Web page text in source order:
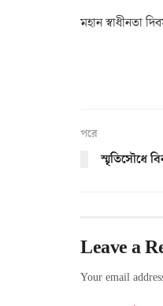
মহান স্বাধীনতা
পরে
স্মৃতিসৌধে
Leave a
Your email